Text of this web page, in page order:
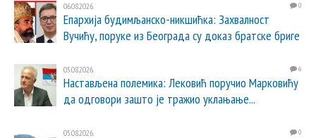
06.08.2026. 0
Епархија будимљанско-никшићка: Захвалност
Вучићу, поруке из Београда су доказ братске бриге
05.08.2026. 6
Настављена полемика: Лековић поручио Марковићу
да одговори зашто је тражио уклањање...
05.08.2026. 0